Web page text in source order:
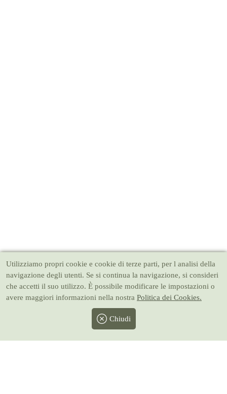
Utilizziamo propri cookie e cookie di terze parti, per l analisi della
navigazione degli utenti. Se si continua la navigazione, si consideri
che accetti il suo utilizzo. È possibile modificare le impostazioni o
avere maggiori informazioni nella nostra Politica dei Cookies.
Chiudi